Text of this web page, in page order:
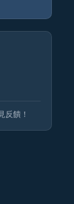
反饋！